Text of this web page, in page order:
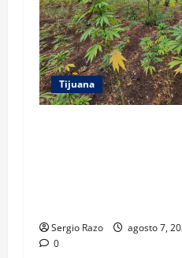
Tijuana
Sergio Razo
agosto 7,
0